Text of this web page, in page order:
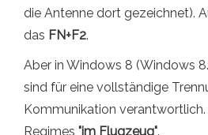
die Antenne dort gezeichnet).
das FN+F2.
Aber in Windows 8 (Windows
sind für eine vollständige
Kommunikation
Regimes "im Flugzeug".